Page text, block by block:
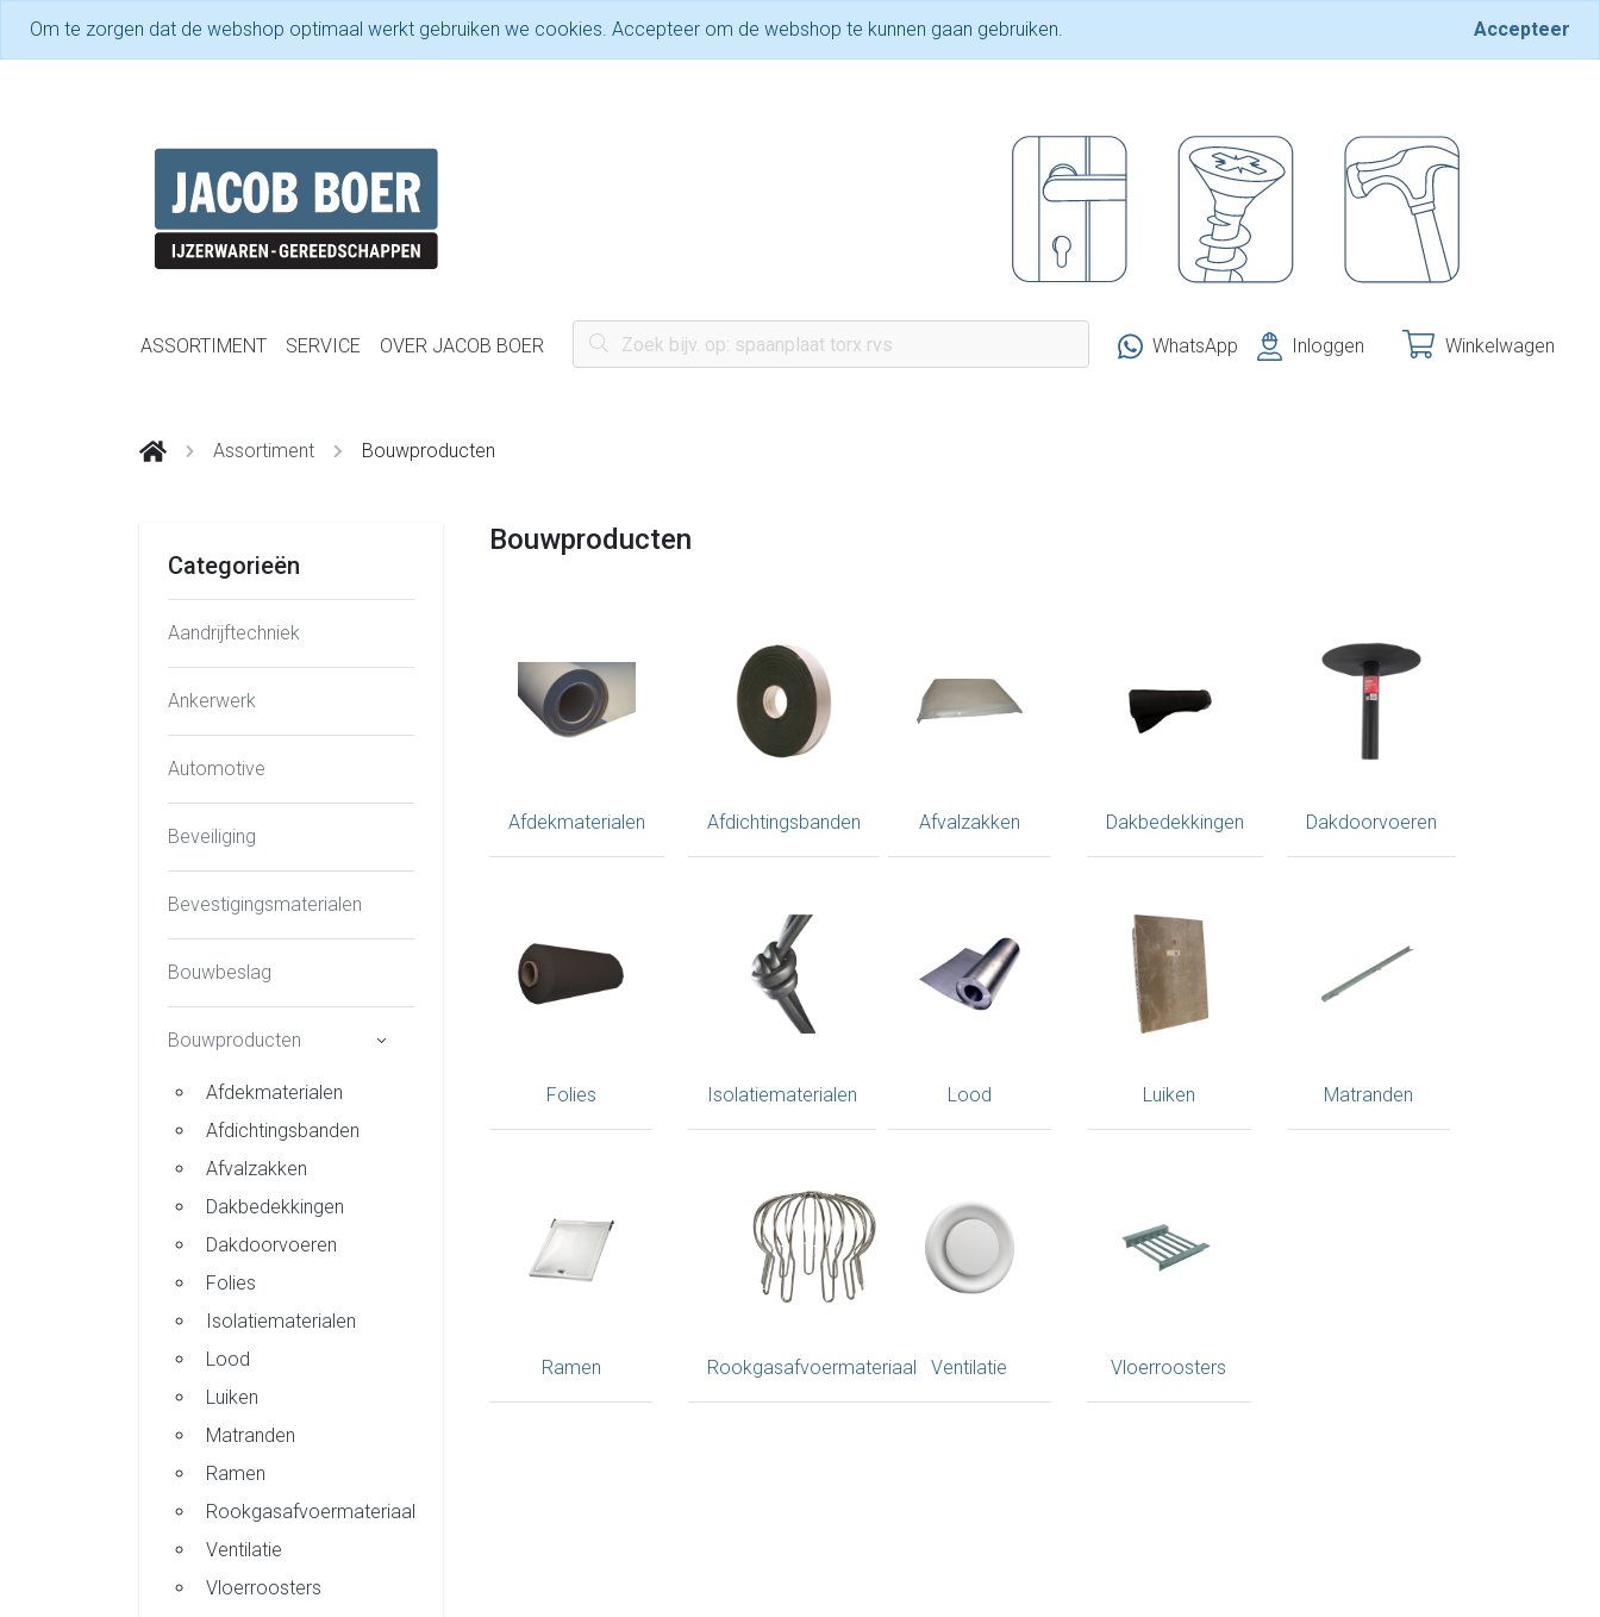
Om te zorgen dat de webshop optimaal werkt gebruiken we cookies. Accepteer om de webshop te kunnen gaan gebruiken. Accepteer
ASSORTIMENT SERVICE OVER JACOB BOER WhatsApp Inloggen Winkelwagen
Assortiment Bouwproducten
Categorieën
Aandrijftechniek
Ankerwerk
Automotive
Beveiliging
Bevestigingsmaterialen
Bouwbeslag
Bouwproducten
Afdekmaterialen
Afdichtingsbanden
Afvalzakken
Dakbedekkingen
Dakdoorvoeren
Folies
Isolatiematerialen
Lood
Luiken
Matranden
Ramen
Rookgasafvoermateriaal
Ventilatie
Vloerroosters
Bouwproducten
Afdekmaterialen Afdichtingsbanden Afvalzakken Dakbedekkingen Dakdoorvoeren
Folies Isolatiematerialen Lood Luiken Matranden
Ramen Rookgasafvoermateriaal Ventilatie Vloerroosters